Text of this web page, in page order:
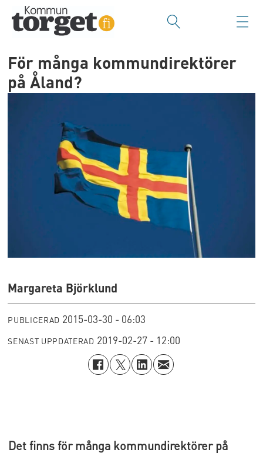
För många kommundirektörer
på Åland?
Margareta Björklund
PUBLICERAD 2015-03-30 - 06:03
SENAST UPPDATERAD 2019-02-27 - 12:00
Det finns för många kommundirektörer på